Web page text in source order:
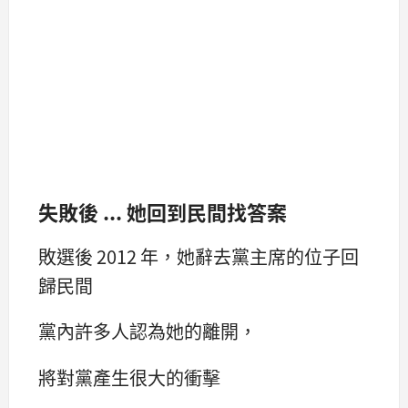
失敗後 ... 她回到民間找答案
敗選後 2012 年，她辭去黨主席的位子回
歸民間
黨內許多人認為她的離開，
將對黨產生很大的衝擊